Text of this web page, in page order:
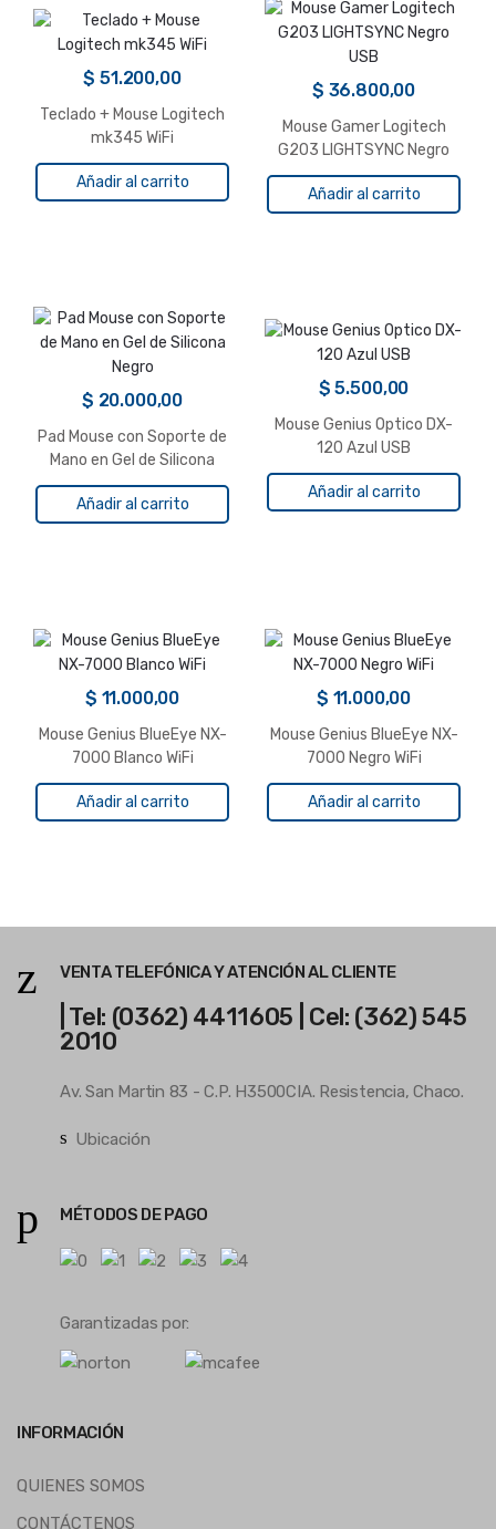
$ 51.200,00
Teclado + Mouse Logitech
mk345 WiFi
Añadir al carrito
$ 36.800,00
Mouse Gamer Logitech
G203 LIGHTSYNC Negro
USB
Añadir al carrito
$ 20.000,00
Pad Mouse con Soporte de
Mano en Gel de Silicona
Negro
Añadir al carrito
$ 5.500,00
Mouse Genius Optico DX-
120 Azul USB
Añadir al carrito
$ 11.000,00
Mouse Genius BlueEye NX-
7000 Blanco WiFi
Añadir al carrito
$ 11.000,00
Mouse Genius BlueEye NX-
7000 Negro WiFi
Añadir al carrito
VENTA TELEFÓNICA Y ATENCIÓN AL CLIENTE
| Tel: (0362) 4411605 | Cel: (362) 545
2010
Av. San Martin 83 - C.P. H3500CIA. Resistencia, Chaco.
Ubicación
MÉTODOS DE PAGO
Garantizadas por:
INFORMACIÓN
QUIENES SOMOS
CONTÁCTENOS